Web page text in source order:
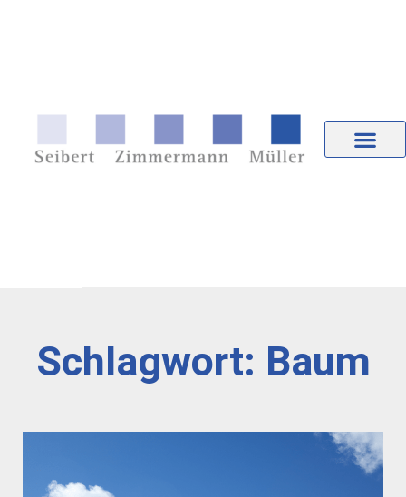
Schlagwort: Baum